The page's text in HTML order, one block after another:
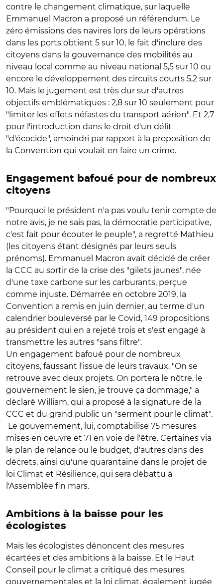
contre le changement climatique, sur laquelle
Emmanuel Macron a proposé un référendum. Le
zéro émissions des navires lors de leurs opérations
dans les ports obtient 5 sur 10, le fait d'inclure des
citoyens dans la gouvernance des mobilités au
niveau local comme au niveau national 5,5 sur 10 ou
encore le développement des circuits courts 5,2 sur
10. Mais le jugement est très dur sur d'autres
objectifs emblématiques : 2,8 sur 10 seulement pour
"limiter les effets néfastes du transport aérien". Et 2,7
pour l'introduction dans le droit d'un délit
"d'écocide", amoindri par rapport à la proposition de
la Convention qui voulait en faire un crime.
Engagement bafoué pour de nombreux
citoyens
"Pourquoi le président n'a pas voulu tenir compte de
notre avis, je ne sais pas, la démocratie participative,
c'est fait pour écouter le peuple", a regretté Mathieu
(les citoyens étant désignés par leurs seuls
prénoms). Emmanuel Macron avait décidé de créer
la CCC au sortir de la crise des "gilets jaunes", née
d'une taxe carbone sur les carburants, perçue
comme injuste. Démarrée en octobre 2019, la
Convention a remis en juin dernier, au terme d'un
calendrier bouleversé par le Covid, 149 propositions
au président qui en a rejeté trois et s'est engagé à
transmettre les autres "sans filtre".
Un engagement bafoué pour de nombreux
citoyens, faussant l'issue de leurs travaux. "On se
retrouve avec deux projets. On portera le nôtre, le
gouvernement le sien, je trouve ça dommage," a
déclaré William, qui a proposé à la signature de la
CCC et du grand public un "serment pour le climat".
Le gouvernement, lui, comptabilise 75 mesures
mises en oeuvre et 71 en voie de l'être. Certaines via
le plan de relance ou le budget, d'autres dans des
décrets, ainsi qu'une quarantaine dans le projet de
loi Climat et Résilience, qui sera débattu à
l'Assemblée fin mars.
Ambitions à la baisse pour les
écologistes
Mais les écologistes dénoncent des mesures
écartées et des ambitions à la baisse. Et le Haut
Conseil pour le climat a critiqué des mesures
gouvernementales et la loi climat, également jugée